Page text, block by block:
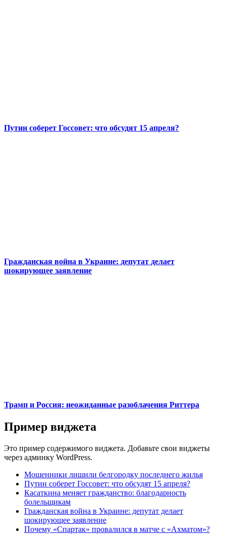
Путин соберет Госсовет: что обсудят 15 апреля?
Гражданская война в Украине: депутат делает
шокирующее заявление
Трамп и Россия: неожиданные разоблачения Риттера
Пример виджета
Это пример содержимого виджета. Добавьте свои виджеты
через админку WordPress.
Мошенники лишили белгородку последнего жилья
Путин соберет Госсовет: что обсудят 15 апреля?
Касаткина меняет гражданство: благодарность
болельщикам
Гражданская война в Украине: депутат делает
шокирующее заявление
Почему «Спартак» провалился в матче с «Ахматом»?